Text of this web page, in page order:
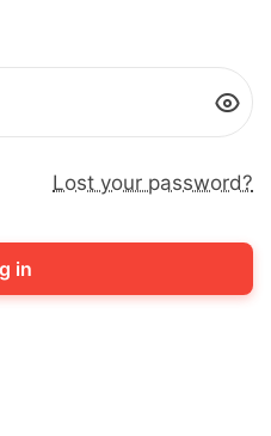
Lost your password?
in